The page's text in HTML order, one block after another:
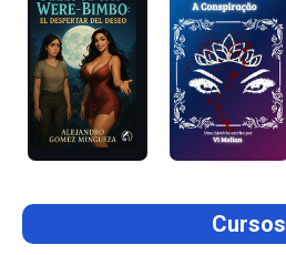
Cursos